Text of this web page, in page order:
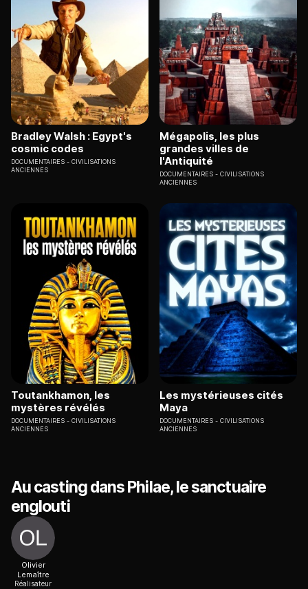
Bradley Walsh : Egypt's
cosmic codes
DOCUMENTAIRES
CIVILISATIONS
ANCIENNES
Mégapolis, les plus
grandes villes de
l'Antiquité
DOCUMENTAIRES
CIVILISATIONS
ANCIENNES
Toutankhamon, les
mystères révélés
DOCUMENTAIRES
CIVILISATIONS
ANCIENNES
Les mystérieuses cités
Maya
DOCUMENTAIRES
CIVILISATIONS
ANCIENNES
Au casting dans Philae, le sanctuaire
englouti
Olivier
Lemaître
Réalisateur